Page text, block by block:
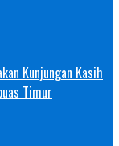
Kunjungan Kasih
Timur